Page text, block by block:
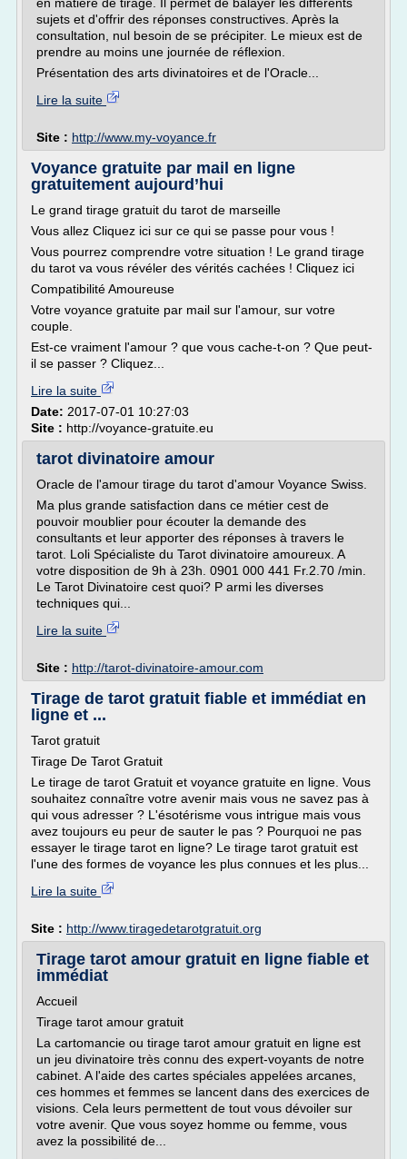
sujets et d'offrir des réponses constructives. Après la
consultation, nul besoin de se précipiter. Le mieux est de
prendre au moins une journée de réflexion.
Présentation des arts divinatoires et de l'Oracle...
Lire la suite
Site : http://www.my-voyance.fr
Voyance gratuite par mail en ligne
gratuitement aujourd’hui
Le grand tirage gratuit du tarot de marseille
Vous allez Cliquez ici sur ce qui se passe pour vous !
Vous pourrez comprendre votre situation ! Le grand tirage
du tarot va vous révéler des vérités cachées ! Cliquez ici
Compatibilité Amoureuse
Votre voyance gratuite par mail sur l'amour, sur votre
couple.
Est-ce vraiment l'amour ? que vous cache-t-on ? Que peut-
il se passer ? Cliquez...
Lire la suite
Date: 2017-07-01 10:27:03
Site : http://voyance-gratuite.eu
tarot divinatoire amour
Oracle de l'amour tirage du tarot d'amour Voyance Swiss.
Ma plus grande satisfaction dans ce métier cest de
pouvoir moublier pour écouter la demande des
consultants et leur apporter des réponses à travers le
tarot. Loli Spécialiste du Tarot divinatoire amoureux. A
votre disposition de 9h à 23h. 0901 000 441 Fr.2.70 /min.
Le Tarot Divinatoire cest quoi? P armi les diverses
techniques qui...
Lire la suite
Site : http://tarot-divinatoire-amour.com
Tirage de tarot gratuit fiable et immédiat en
ligne et ...
Tarot gratuit
Tirage De Tarot Gratuit
Le tirage de tarot Gratuit et voyance gratuite en ligne. Vous
souhaitez connaître votre avenir mais vous ne savez pas à
qui vous adresser ? L'ésotérisme vous intrigue mais vous
avez toujours eu peur de sauter le pas ? Pourquoi ne pas
essayer le tirage tarot en ligne? Le tirage tarot gratuit est
l'une des formes de voyance les plus connues et les plus...
Lire la suite
Site : http://www.tiragedetarotgratuit.org
Tirage tarot amour gratuit en ligne fiable et
immédiat
Accueil
Tirage tarot amour gratuit
La cartomancie ou tirage tarot amour gratuit en ligne est
un jeu divinatoire très connu des expert-voyants de notre
cabinet. A l'aide des cartes spéciales appelées arcanes,
ces hommes et femmes se lancent dans des exercices de
visions. Cela leurs permettent de tout vous dévoiler sur
votre avenir. Que vous soyez homme ou femme, vous
avez la possibilité de...